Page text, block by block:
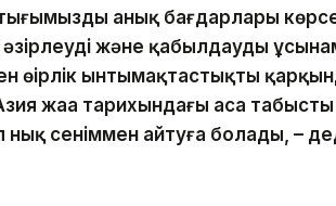
анық бағдарлары
және қабылдауды
өңірлік ынтымақтастықтың
жаңа тарихындағы аса табысты
нық сеніммен айтуға болады, –